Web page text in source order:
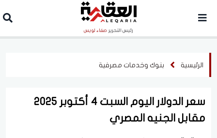
رئيس التحرير صفاء لويس
الرئيسية بنوك وخدمات مصرفية
سعر الدولار اليوم السبت 4 أكتوبر 2025
مقابل الجنيه المصري